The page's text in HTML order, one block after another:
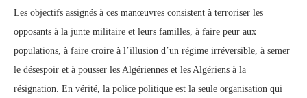
Les objectifs assignés à ces manœuvres consistent à terroriser les
opposants à la junte militaire et leurs familles, à faire peur aux
populations, à faire croire à l’illusion d’un régime irréversible, à semer
le désespoir et à pousser les Algériennes et les Algériens à la
résignation. En vérité, la police politique est la seule organisation qui